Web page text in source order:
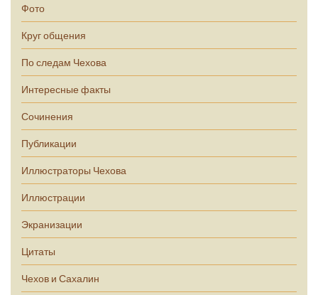
Фото
Круг общения
По следам Чехова
Интересные факты
Сочинения
Публикации
Иллюстраторы Чехова
Иллюстрации
Экранизации
Цитаты
Чехов и Сахалин